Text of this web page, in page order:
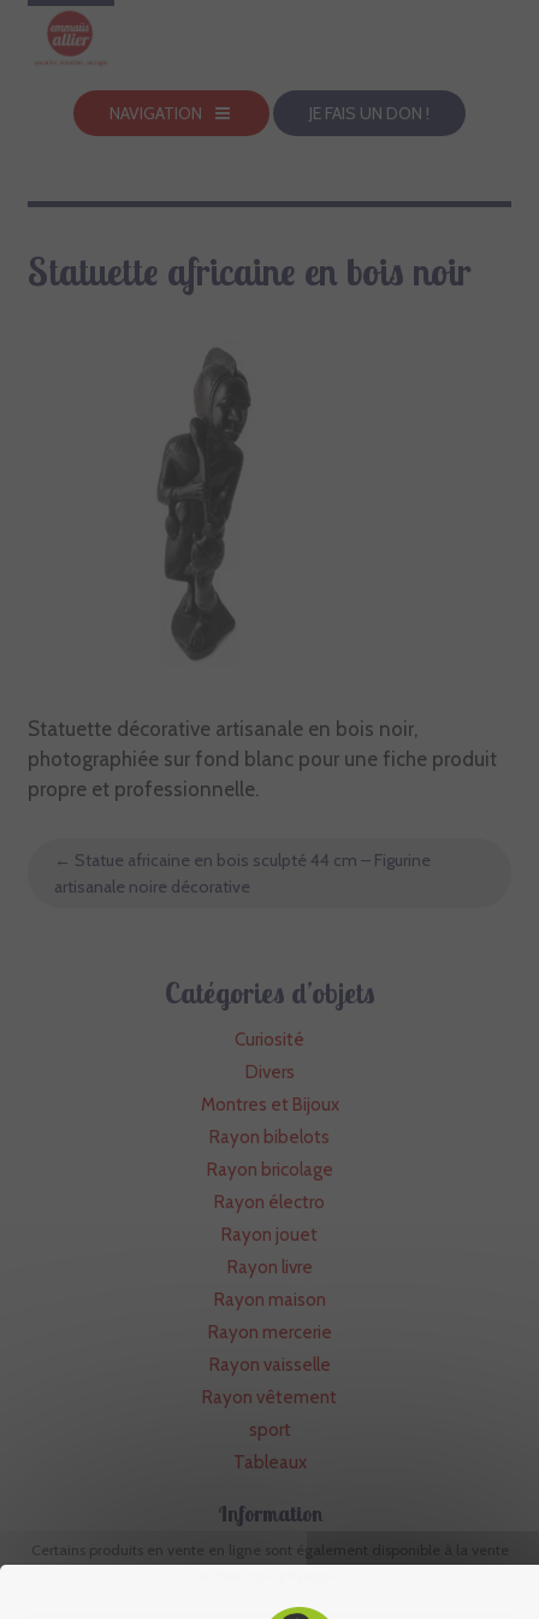
NAVIGATION JE FAIS UN DON !
Statuette africaine en bois noir
Statuette décorative artisanale en bois noir,
photographiée sur fond blanc pour une fiche produit
propre et professionnelle.
← Statue africaine en bois sculpté 44 cm – Figurine
artisanale noire décorative
Catégories d’objets
Curiosité
Divers
Montres et Bijoux
Rayon bibelots
Rayon bricolage
Rayon électro
Rayon jouet
Rayon livre
Rayon maison
Rayon mercerie
Rayon vaisselle
Rayon vêtement
sport
Tableaux
Information
Certains produits en vente en ligne sont également disponible à la vente